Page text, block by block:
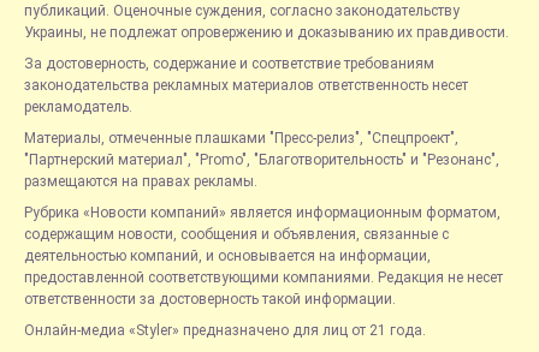
публикаций. Оценочные суждения, согласно законодательству
Украины, не подлежат опровержению и доказыванию их правдивости.
За достоверность, содержание и соответствие требованиям
законодательства рекламных материалов ответственность несет
рекламодатель.
Материалы, отмеченные плашками "Пресс-релиз", "Спецпроект",
"Партнерский материал", "Promo", "Благотворительность" и "Резонанс",
размещаются на правах рекламы.
Рубрика «Новости компаний» является информационным форматом,
содержащим новости, сообщения и объявления, связанные с
деятельностью компаний, и основывается на информации,
предоставленной соответствующими компаниями. Редакция не несет
ответственности за достоверность такой информации.
Онлайн-медиа «Styler» предназначено для лиц от 21 года.